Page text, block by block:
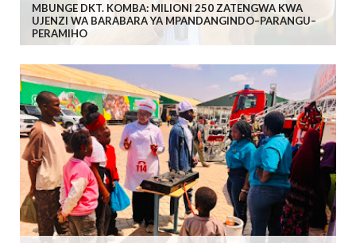
MBUNGE DKT. KOMBA: MILIONI 250 ZATENGWA KWA
UJENZI WA BARABARA YA MPANDANGINDO–PARANGU–
PERAMIHO